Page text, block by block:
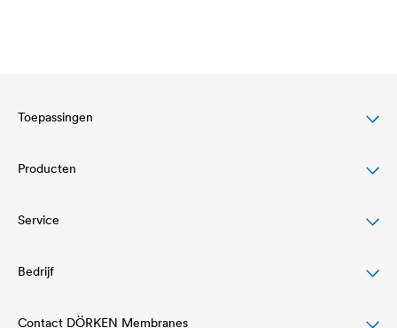
Toepassingen
Bescherming van hellende daken
Gevel bescherming en design
Bescherming en drainage van platte daken
Waterdichting & drainage van gebouwen
Producten
Onderdakfolies
Lucht- en dampschermen
Kleefgamma en daktoebehoren
Service
Downloadcenter
Referenties
Bedrijf
Contact DÖRKEN Membranes